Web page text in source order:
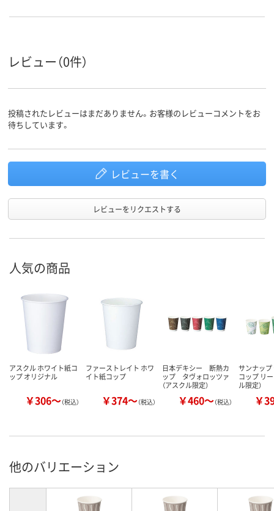
レビュー（0件）
投稿されたレビューはまだありません。お客様のレビューコメントをお
待ちしています。
レビューを書く
レビューをリクエストする
人気の商品
アスクル ホワイト紙コ
ップ オリジナル
￥306～（税込）
ファーストレイト ホワ
イト紙コップ
￥374～（税込）
日本デキシー 断熱カ
ップ タヴォロッツァ
（アスクル限定）
￥460～（税込）
サンナッ
コップ リ
ル限定）
￥
他のバリエーション